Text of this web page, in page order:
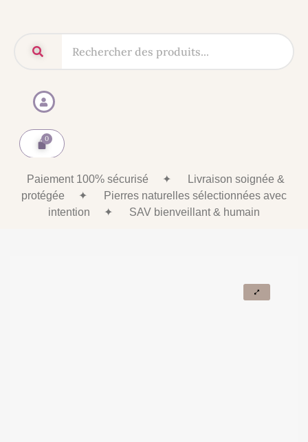
Paiement 100% sécurisé ✦
Livraison soignée &
protégée
✦
Pierres naturelles sélectionnées avec
intention
✦ SAV bienveillant & humain